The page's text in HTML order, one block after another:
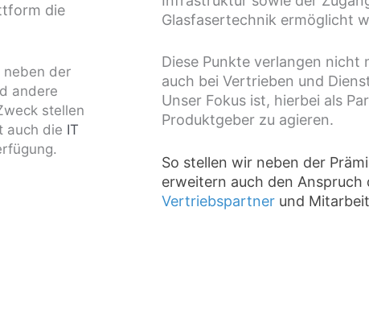
die
neben der
andere
stellen
auch die IT
Glasfasertechnik ermöglicht
Diese Punkte verlangen nicht
auch bei Vertrieben und
Unser Fokus ist, hierbei als
Produktgeber zu agieren.
So stellen wir neben der
erweitern auch den Anspruch
Vertriebspartner und